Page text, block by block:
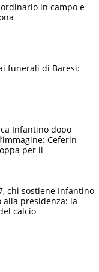
in campo e
funerali di Baresi:
Infantino dopo
Ceferin
per il
chi sostiene Infantino
presidenza: la
calcio